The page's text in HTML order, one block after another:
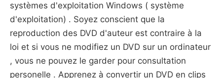
systèmes d'exploitation Windows ( système
d'exploitation) . Soyez conscient que la
reproduction des DVD d'auteur est contraire à la
loi et si vous ne modifiez un DVD sur un ordinateur
, vous ne pouvez le garder pour consultation
personelle . Apprenez à convertir un DVD en clips